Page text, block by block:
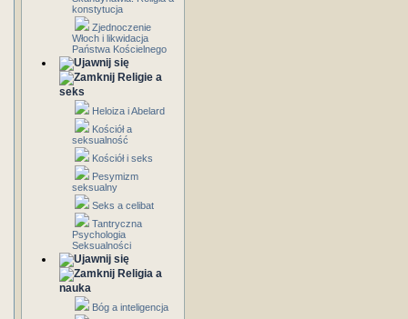
konstytucja
Zjednoczenie
Włoch i likwidacja
Państwa Kościelnego
Religie a
seks
Heloiza i Abelard
Kościół a
seksualność
Kościół i seks
Pesymizm
seksualny
Seks a celibat
Tantryczna
Psychologia
Seksualności
Religia a
nauka
Bóg a inteligencja